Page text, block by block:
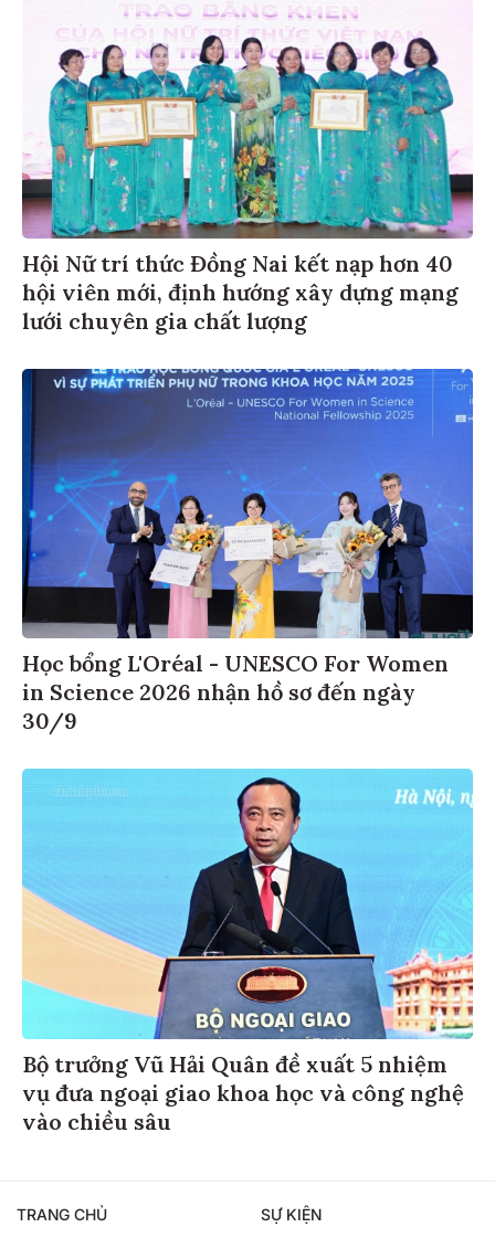
Hội Nữ trí thức Đồng Nai kết nạp hơn 40
hội viên mới, định hướng xây dựng mạng
lưới chuyên gia chất lượng
Học bổng L'Oréal - UNESCO For Women
in Science 2026 nhận hồ sơ đến ngày
30/9
Bộ trưởng Vũ Hải Quân đề xuất 5 nhiệm
vụ đưa ngoại giao khoa học và công nghệ
vào chiều sâu
TRANG CHỦ SỰ KIỆN